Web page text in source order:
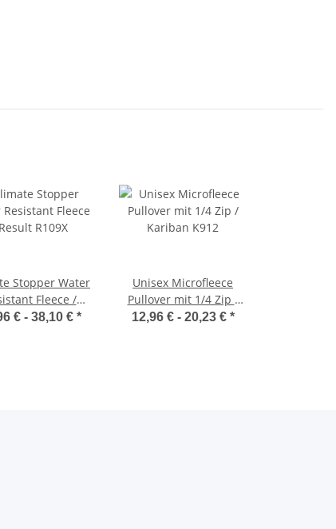
Stopper Water
Fleece /
R109X
€ - 38,10 € *
Unisex Microfleece
Pullover mit 1/4 Zip /
Kariban K912
12,96 € - 20,23 € *